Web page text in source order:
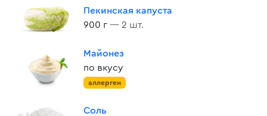
Пекинская капуста
900 г — 2 шт.
Майонез
по вкусу
аллерген
Соль